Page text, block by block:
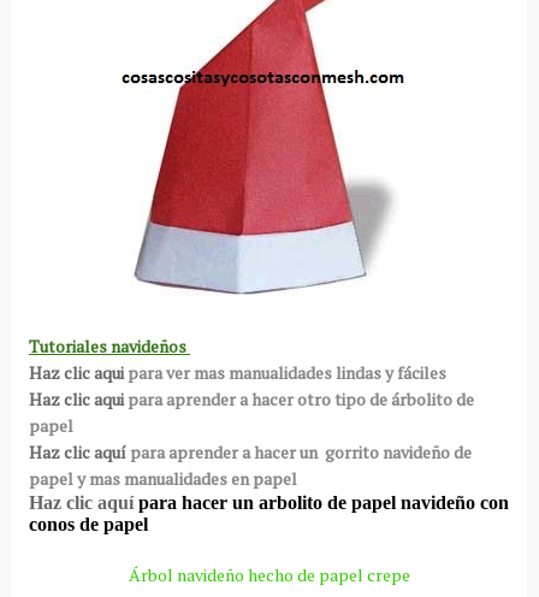
Tutoriales navideños
Haz clic aquipara ver mas manualidades lindas y fáciles
Haz clic aquipara aprender a hacer otro tipo de árbolito de
papel
Haz clic aquí para aprender a hacer un gorrito navideño de
papel y mas manualidades en papel
Haz clic aquípara hacer un arbolito de papel navideño con
conos de papel
Árbol navideño hecho de papel crepe